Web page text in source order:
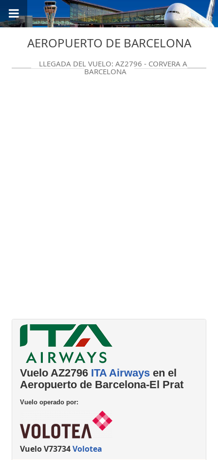
AEROPUERTO DE BARCELONA
LLEGADA DEL VUELO: AZ2796 - CORVERA A
BARCELONA
Vuelo AZ2796 ITA Airways en el
Aeropuerto de Barcelona-El Prat
Vuelo operado por:
Vuelo V73734Volotea